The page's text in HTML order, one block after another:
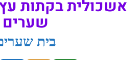
אשכולית בקתות
שערים
בית